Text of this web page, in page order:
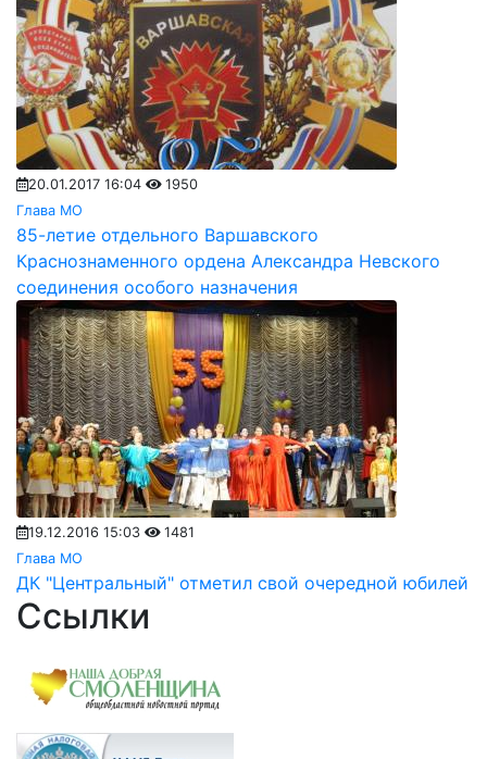
20.01.2017 16:04
1950
Глава МО
85-летие отдельного Варшавского
Краснознаменного ордена Александра Невского
соединения особого назначения
19.12.2016 15:03
1481
Глава МО
ДК "Центральный" отметил свой очередной юбилей
Ссылки